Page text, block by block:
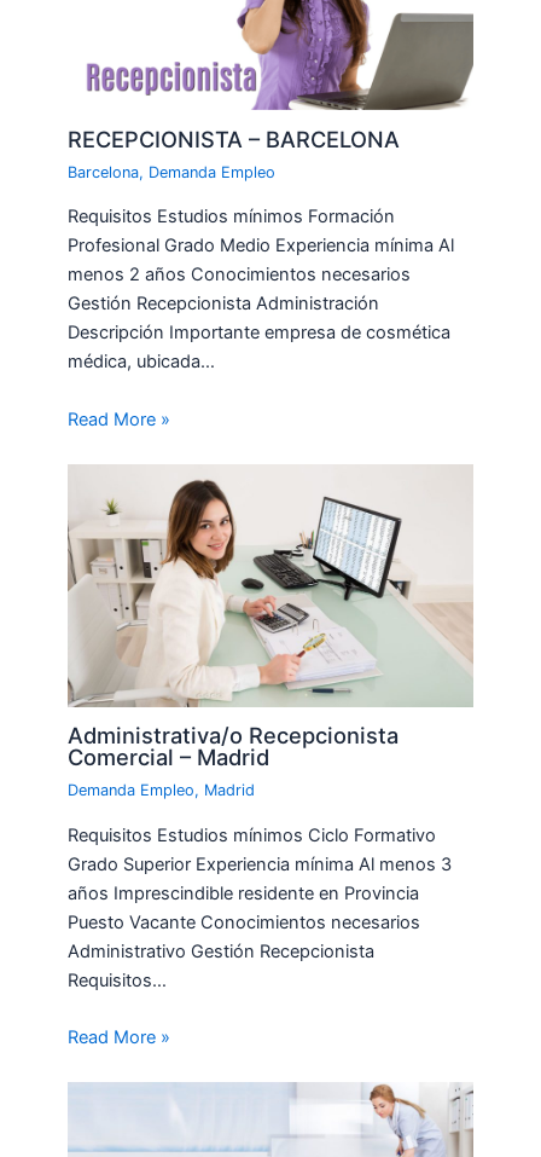
RECEPCIONISTA – BARCELONA
Barcelona, Demanda Empleo
Requisitos Estudios mínimos Formación
Profesional Grado Medio Experiencia mínima Al
menos 2 años Conocimientos necesarios
Gestión Recepcionista Administración
Descripción Importante empresa de cosmética
médica, ubicada…
Read More »
Administrativa/o Recepcionista
Comercial – Madrid
Demanda Empleo, Madrid
Requisitos Estudios mínimos Ciclo Formativo
Grado Superior Experiencia mínima Al menos 3
años Imprescindible residente en Provincia
Puesto Vacante Conocimientos necesarios
Administrativo Gestión Recepcionista
Requisitos…
Read More »